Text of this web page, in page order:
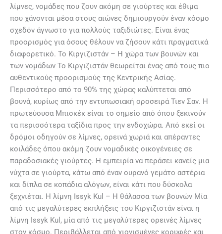
λίμνες, νομάδες που ζουν ακόμη σε γιούρτες και έθιμα
που χάνονται μέσα στους αιώνες δημιουργούν έναν κόσμο
σχεδόν άγνωστο για πολλούς ταξιδιώτες. Είναι ένας
προορισμός για όσους θέλουν να ζήσουν κάτι πραγματικά
διαφορετικό. Το Κιργιζιστάν – Η χώρα των βουνών και
των νομάδων Το Κιργιζιστάν θεωρείται ένας από τους πιο
αυθεντικούς προορισμούς της Κεντρικής Ασίας.
Περισσότερο από το 90% της χώρας καλύπτεται από
βουνά, κυρίως από την εντυπωσιακή οροσειρά Τιεν Σαν. Η
πρωτεύουσα Μπισκέκ είναι το σημείο από όπου ξεκινούν
τα περισσότερα ταξίδια προς την ενδοχώρα. Από εκεί οι
δρόμοι οδηγούν σε λίμνες, ορεινά χωριά και απέραντες
κοιλάδες όπου ακόμη ζουν νομαδικές οικογένειες σε
παραδοσιακές γιούρτες. Η εμπειρία να περάσει κανείς μια
νύχτα σε γιούρτα, κάτω από έναν ουρανό γεμάτο αστέρια
και δίπλα σε κοπάδια αλόγων, είναι κάτι που δύσκολα
ξεχνιέται. Η λίμνη Issyk Kul – Η θάλασσα των βουνών Μία
από τις μεγαλύτερες εκπλήξεις του Κιργιζιστάν είναι η
λίμνη Issyk Kul, μία από τις μεγαλύτερες ορεινές λίμνες
στον κόσμο. Περιβάλλεται από χιονισμένες κορυφές και